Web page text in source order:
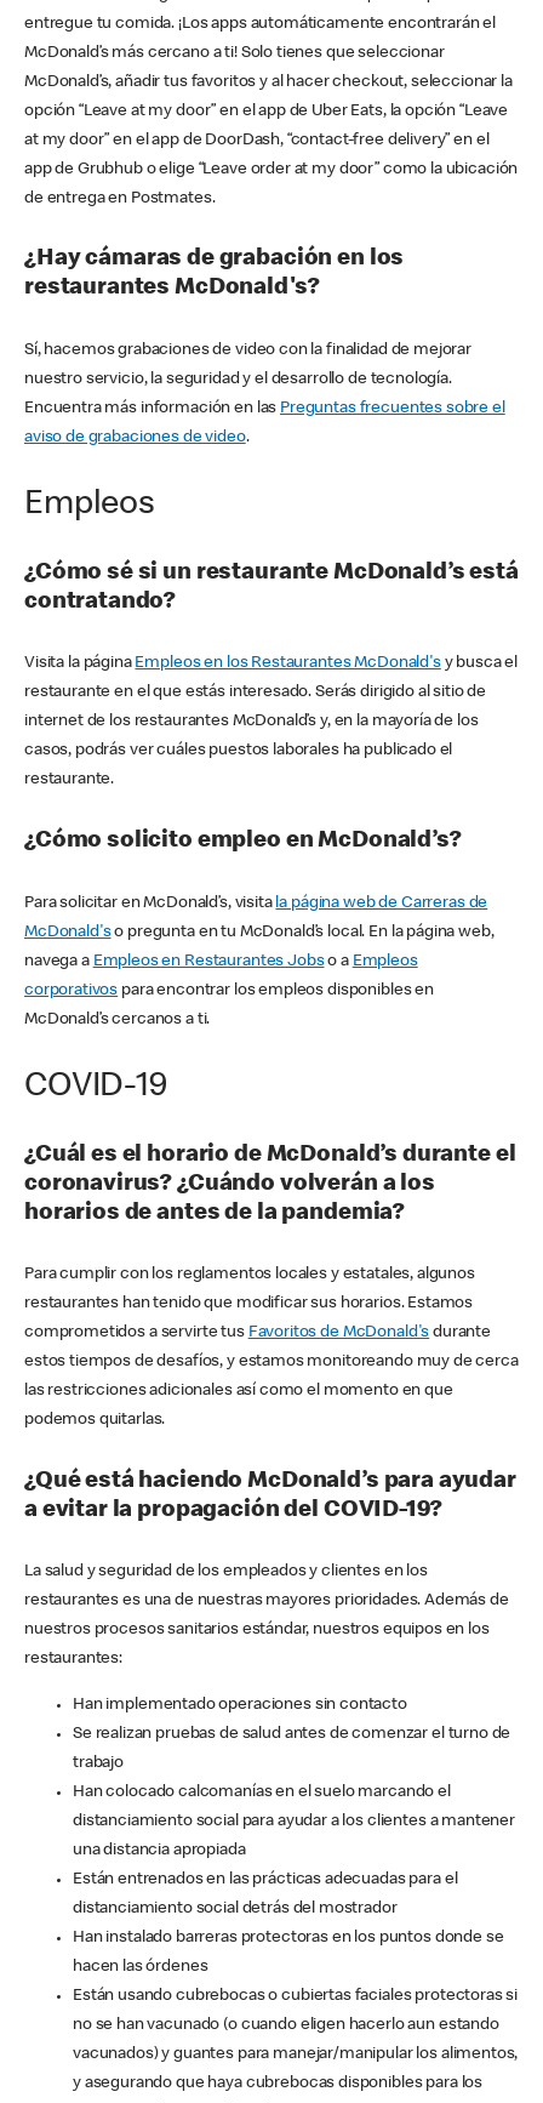
entregue tu comida. ¡Los apps automáticamente encontrarán el
McDonald’s más cercano a ti! Solo tienes que seleccionar
McDonald’s, añadir tus favoritos y al hacer checkout, seleccionar la
opción “Leave at my door” en el app de Uber Eats, la opción “Leave
at my door” en el app de DoorDash, “contact-free delivery” en el
app de Grubhub o elige “Leave order at my door” como la ubicación
de entrega en Postmates.
¿Hay cámaras de grabación en los
restaurantes McDonald's?
Sí, hacemos grabaciones de video con la finalidad de mejorar
nuestro servicio, la seguridad y el desarrollo de tecnología.
Encuentra más información en las Preguntas frecuentes sobre el
aviso de grabaciones de video.
Empleos
¿Cómo sé si un restaurante McDonald’s está
contratando?
Visita la página Empleos en los Restaurantes McDonald'sy busca el
restaurante en el que estás interesado. Serás dirigido al sitio de
internet de los restaurantes McDonald’s y, en la mayoría de los
casos, podrás ver cuáles puestos laborales ha publicado el
restaurante.
¿Cómo solicito empleo en McDonald’s?
Para solicitar en McDonald’s, visita la página web de Carreras de
McDonald'so pregunta en tu McDonald’s local. En la página web,
navega a Empleos en Restaurantes Jobso a Empleos
corporativos para encontrar los empleos disponibles en
McDonald’s cercanos a ti.
COVID-19
¿Cuál es el horario de McDonald’s durante el
coronavirus? ¿Cuándo volverán a los
horarios de antes de la pandemia?
Para cumplir con los reglamentos locales y estatales, algunos
restaurantes han tenido que modificar sus horarios. Estamos
comprometidos a servirte tus Favoritos de McDonald's durante
estos tiempos de desafíos, y estamos monitoreando muy de cerca
las restricciones adicionales así como el momento en que
podemos quitarlas.
¿Qué está haciendo McDonald’s para ayudar
a evitar la propagación del COVID-19?
La salud y seguridad de los empleados y clientes en los
restaurantes es una de nuestras mayores prioridades. Además de
nuestros procesos sanitarios estándar, nuestros equipos en los
restaurantes:
Han implementado operaciones sin contacto
Se realizan pruebas de salud antes de comenzar el turno de
trabajo
Han colocado calcomanías en el suelo marcando el
distanciamiento social para ayudar a los clientes a mantener
una distancia apropiada
Están entrenados en las prácticas adecuadas para el
distanciamiento social detrás del mostrador
Han instalado barreras protectoras en los puntos donde se
hacen las órdenes
Están usando cubrebocas o cubiertas faciales protectoras si
no se han vacunado (o cuando eligen hacerlo aun estando
vacunados) y guantes para manejar/manipular los alimentos,
y asegurando que haya cubrebocas disponibles para los